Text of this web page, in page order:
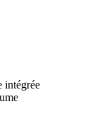
intégrée